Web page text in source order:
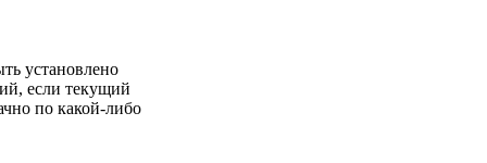
установлено
если текущий
по какой-либо